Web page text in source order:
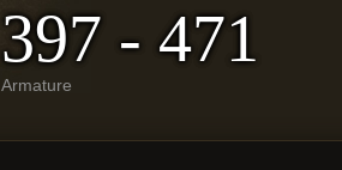
397 - 471
Armature